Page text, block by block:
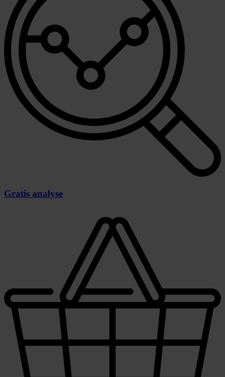
Gratis analyse